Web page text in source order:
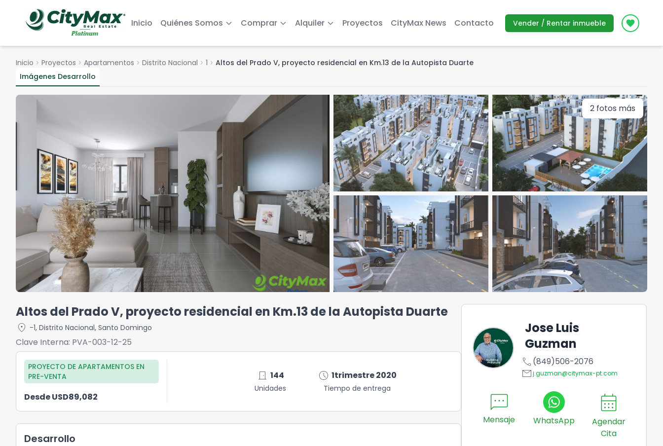
Inicio Quiénes Somos Comprar Alquiler Proyectos CityMax News Contacto Vender / Rentar inmueble Icon
Inicio chevron_right Proyectos chevron_right Apartamentos chevron_right Distrito Nacional chevron_right 1 chevron_right Altos del Prado V, proyecto residencial en Km.13 de la Autopista Duarte
Imágenes Desarrollo
2 fotos más
Altos del Prado V, proyecto residencial en Km.13 de la Autopista Duarte
location_on -1, Distrito Nacional, Santo Domingo
Clave Interna: PVA-003-12-25
PROYECTO DE APARTAMENTOS EN
PRE-VENTA
Desde USD89,082
door_front 144
Unidades
schedule 1trimestre 2020
Tiempo de entrega
Desarrollo
Jose Luis
Guzman
call (849)506-2076
emailj.guzman@citymax-pt.com
sms
Mensaje WhatsApp
calendar_month
Agendar
Cita